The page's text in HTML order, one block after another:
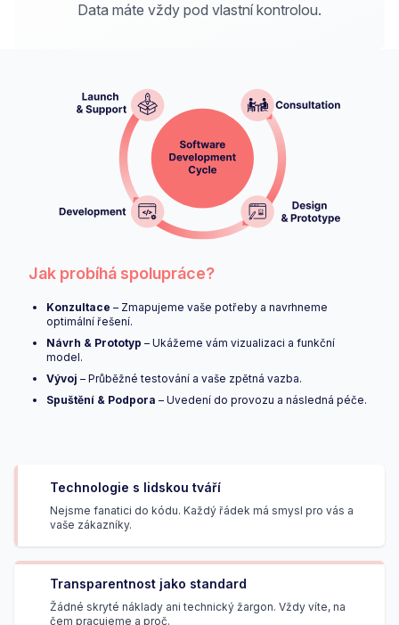
Data máte vždy pod vlastní kontrolou.
Jak probíhá spolupráce?
Konzultace – Zmapujeme vaše potřeby a navrhneme
optimální řešení.
Návrh & Prototyp – Ukážeme vám vizualizaci a funkční
model.
Vývoj – Průběžné testování a vaše zpětná vazba.
Spuštění & Podpora – Uvedení do provozu a následná péče.
Technologie s lidskou tváří
Nejsme fanatici do kódu. Každý řádek má smysl pro vás a
vaše zákazníky.
Transparentnost jako standard
Žádné skryté náklady ani technický žargon. Vždy víte, na
čem pracujeme a proč.